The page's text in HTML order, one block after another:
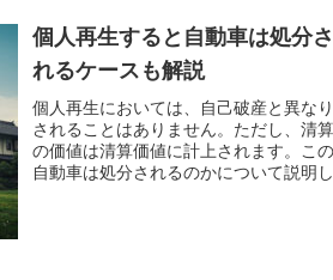
個人再生すると自動車は処分
れるケースも解説
個人再生においては、自己破産と異な
されることはありません。ただし、清
の価値は清算価値に計上されます。こ
自動車は処分されるのかについて説明し